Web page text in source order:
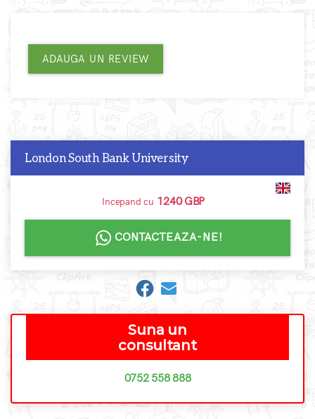
ADAUGA UN REVIEW
London South Bank University
Incepand cu 1240 GBP
CONTACTEAZA-NE!
Suna un
consultant
0752 558 888